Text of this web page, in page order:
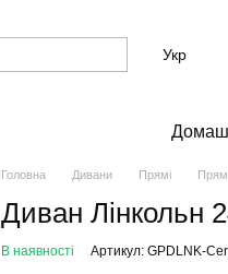
Укр
Головна Дивани Прямі
Диван Лінкольн
В наявності Артикул: GPDLNK-